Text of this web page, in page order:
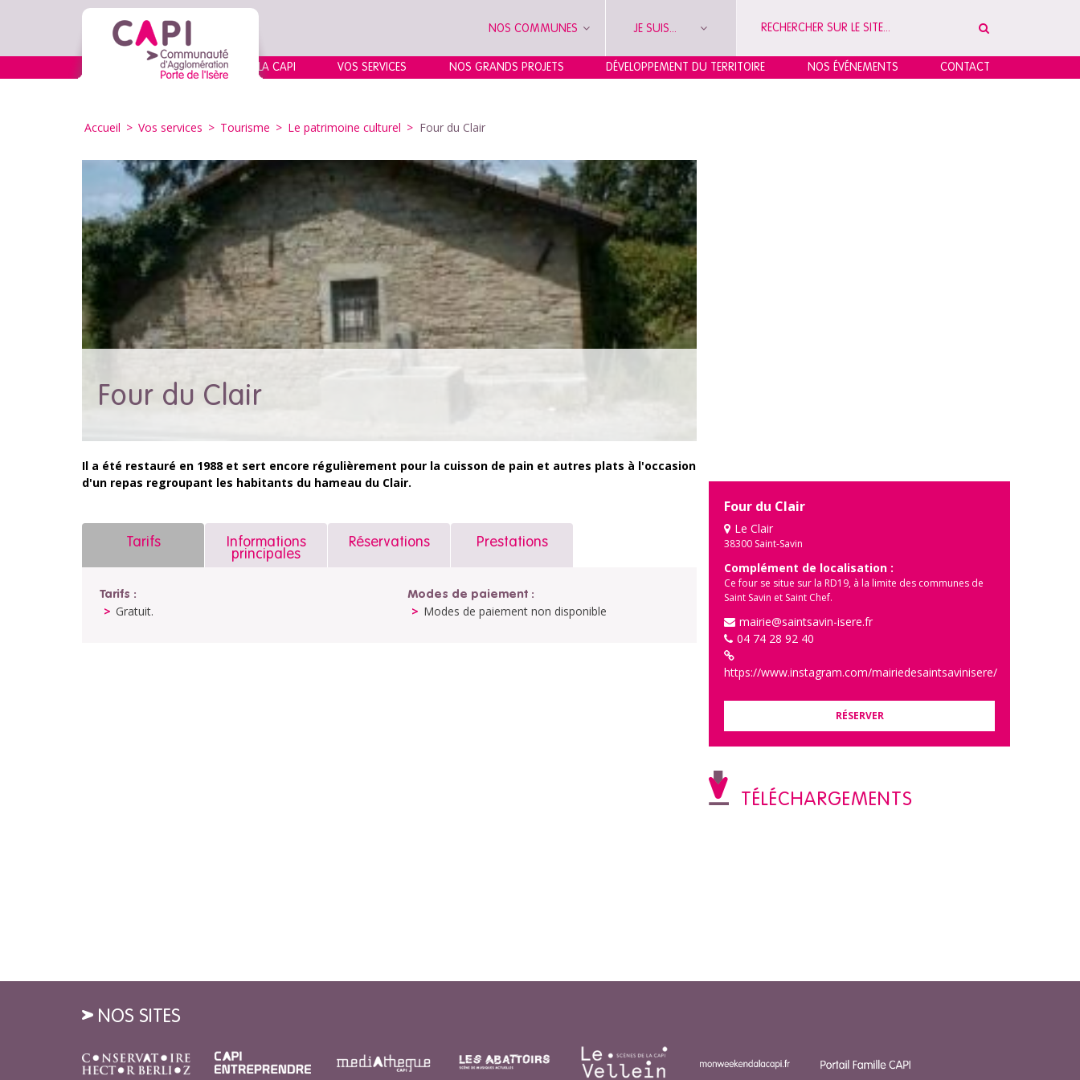
NOS COMMUNES JE SUIS...
LA CAPI VOS SERVICES NOS GRANDS PROJETS DÉVELOPPEMENT DU TERRITOIRE NOS ÉVÉNEMENTS CONTACT
Accueil > Vos services > Tourisme > Le patrimoine culturel > Four du Clair
Four du Clair
Il a été restauré en 1988 et sert encore régulièrement pour la cuisson de pain et autres plats à l'occasion
d'un repas regroupant les habitants du hameau du Clair.
Tarifs
Tarifs :
Gratuit.
Modes de paiement :
Modes de paiement non disponible
Informations
principales
Réservations Prestations
Four du Clair
Le Clair
38300 Saint-Savin
Complément de localisation :
Ce four se situe sur la RD19, à la limite des communes de
Saint Savin et Saint Chef.
mairie@saintsavin-isere.fr
04 74 28 92 40
https://www.instagram.com/mairiedesaintsavinisere/
RÉSERVER
TÉLÉCHARGEMENTS
NOS SITES